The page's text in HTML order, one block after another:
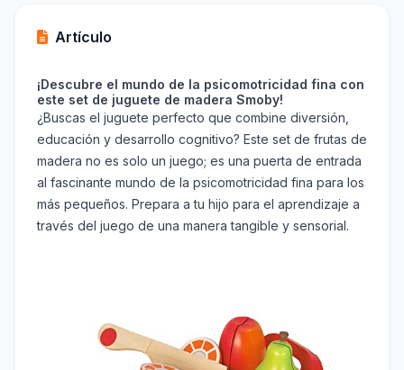
Artículo
¡Descubre el mundo de la psicomotricidad fina con
este set de juguete de madera Smoby!
¿Buscas el juguete perfecto que combine diversión,
educación y desarrollo cognitivo? Este set de frutas de
madera no es solo un juego; es una puerta de entrada
al fascinante mundo de la psicomotricidad fina para los
más pequeños. Prepara a tu hijo para el aprendizaje a
través del juego de una manera tangible y sensorial.